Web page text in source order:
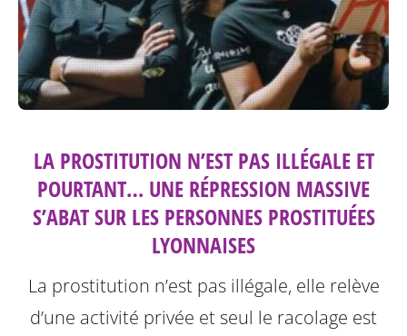
LA PROSTITUTION N’EST PAS ILLÉGALE ET
POURTANT… UNE RÉPRESSION MASSIVE
S’ABAT SUR LES PERSONNES PROSTITUÉES
LYONNAISES
La prostitution n’est pas illégale, elle relève
d’une activité privée et seul le racolage est